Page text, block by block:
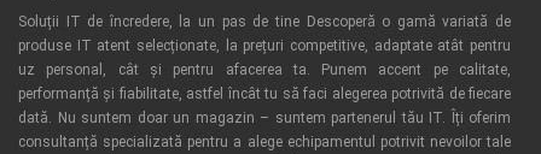
Soluții IT de încredere, la un pas de tine Descoperă o gamă variată de
produse IT atent selecționate, la prețuri competitive, adaptate atât pentru
uz personal, cât și pentru afacerea ta. Punem accent pe calitate,
performanță și fiabilitate, astfel încât tu să faci alegerea potrivită de fiecare
dată. Nu suntem doar un magazin – suntem partenerul tău IT. Îți oferim
consultanță specializată pentru a alege echipamentul potrivit nevoilor tale